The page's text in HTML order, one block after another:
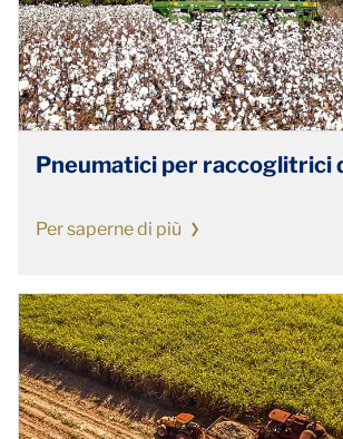
Pneumatici per raccoglitrici
Per saperne di più